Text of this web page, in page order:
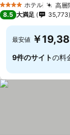
4 ホテルのランク
ホテル 高層
8.5 大満足 35,773
最安値 ￥
9件のサイトの料